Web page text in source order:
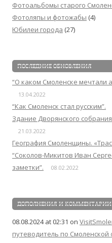
Фотоальбомы старого
Фотоляпы и фотожабы (4)
Юбилеи города (27)
ПОСЛЕДНИЕ ОБНОВЛЕНИЯ
“О каком Смоленске мечтали
13.04.2022
“Как Смоленск стал русским”.
Здание Дворянского
21.03.2022
География Смоленщины.
“Соколов-Микитов Иван
заметки”.
08.02.2022
ДОПОЛНЕНИЯ И КОММЕНТАРИИ
08.08.2024 at 02:31 on
путеводитель по Смоленской